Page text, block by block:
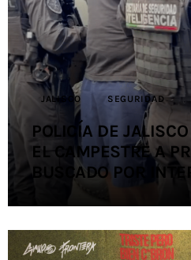
Contacto
JALISCO SEGURIDAD
POLICÍA DE
EL CAMPESTRE A
BUSCADO POR